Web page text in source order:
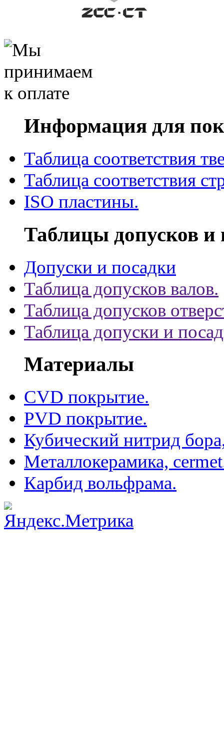
Информация для
Таблица соответствия
Таблица соответствия
ISO пластины.
Таблицы допусков и
Допуски и посадки
Таблица допусков валов.
Таблица допусков
Таблица допуски и
Материалы
CVD покрытие.
PVD покрытие.
Кубический нитрид
Металлокерамика,
Карбид вольфрама.